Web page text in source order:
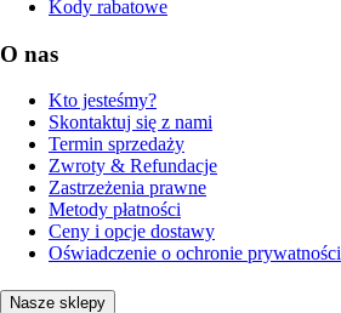
Kody rabatowe
O nas
Kto jesteśmy?
Skontaktuj się z nami
Termin sprzedaży
Zwroty & Refundacje
Zastrzeżenia prawne
Metody płatności
Ceny i opcje dostawy
Oświadczenie o ochronie prywatności
Nasze sklepy